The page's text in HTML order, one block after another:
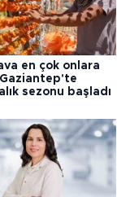
en çok onlara
Gaziantep'te
sezonu başladı